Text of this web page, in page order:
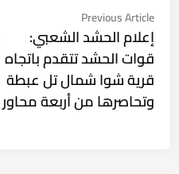
تصفّح
المقالات
Previous Article
article:
إعلام الحشد الشعبي:
قوات الحشد تتقدم باتجاه
قرية شوا شمال تل عبطة
وتحاصرها من أربعة محاور